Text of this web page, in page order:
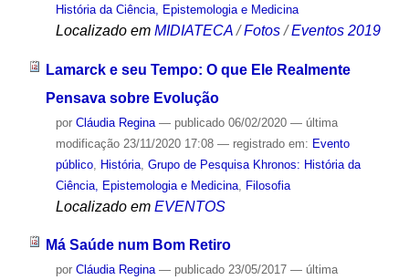
História da Ciência, Epistemologia e Medicina
Localizado em MIDIATECA /Fotos /Eventos 2019
Lamarck e seu Tempo: O que Ele Realmente
Pensava sobre Evolução
por Cláudia Regina — publicado06/02/2020 — última
modificação23/11/2020 17:08 — registrado em: Evento
público, História, Grupo de Pesquisa Khronos: História da
Ciência, Epistemologia e Medicina, Filosofia
Localizado em EVENTOS
Má Saúde num Bom Retiro
por Cláudia Regina — publicado23/05/2017 — última